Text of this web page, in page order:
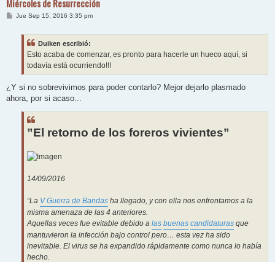
Miércoles de Resurrección
M
Jue Sep 15, 2016 3:35 pm
Duiken escribió:
Esto acaba de comenzar, es pronto para hacerle un hueco aquí, si
todavía está ocurriendo!!!
¿Y si no sobrevivimos para poder contarlo? Mejor dejarlo plasmado
ahora, por si acaso...
”El retorno de los foreros vivientes”
14/09/2016
“La V Guerra de Bandas ha llegado, y con ella nos enfrentamos a la
misma amenaza de las 4 anteriores.
Aquellas veces fue evitable debido a las buenas candidaturas que
mantuvieron la infección bajo control pero… esta vez ha sido
inevitable. El virus se ha expandido rápidamente como nunca lo había
hecho.